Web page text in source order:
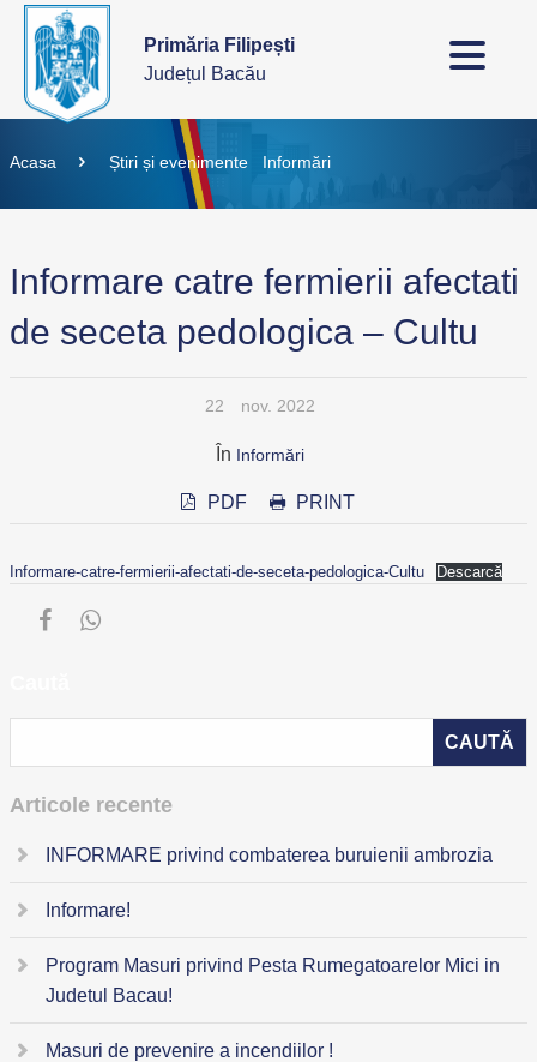
Primăria Filipești
Județul Bacău
Acasa Știri și evenimente Informări
Informare catre fermierii afectati
de seceta pedologica – Cultu
22 nov. 2022
În Informări
PDF PRINT
Informare-catre-fermierii-afectati-de-seceta-pedologica-Cultu Descarcă
Articole recente
INFORMARE privind combaterea buruienii ambrozia
Informare!
Program Masuri privind Pesta Rumegatoarelor Mici in
Judetul Bacau!
Masuri de prevenire a incendiilor !